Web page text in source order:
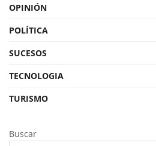
OPINIÓN
POLÍTICA
SUCESOS
TECNOLOGIA
TURISMO
Buscar